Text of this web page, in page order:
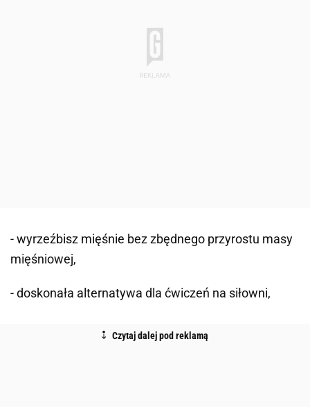
- wyrzeźbisz mięśnie bez zbędnego przyrostu masy
mięśniowej,
- doskonała alternatywa dla ćwiczeń na siłowni,